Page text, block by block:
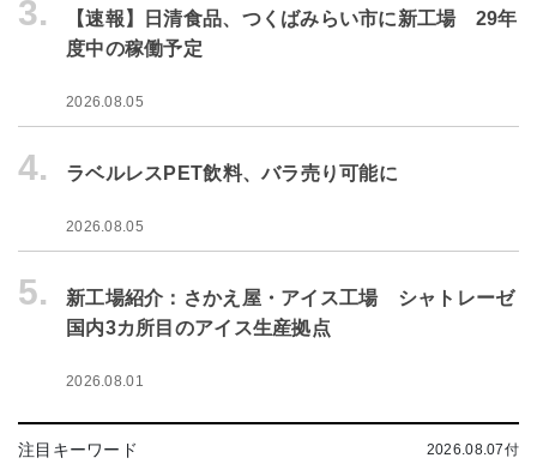
3.
【速報】日清食品、つくばみらい市に新工場 29年
度中の稼働予定
2026.08.05
4. ラベルレスPET飲料、バラ売り可能に
2026.08.05
5.
新工場紹介：さかえ屋・アイス工場 シャトレーゼ
国内3カ所目のアイス生産拠点
2026.08.01
注目キーワード 2026.08.07付